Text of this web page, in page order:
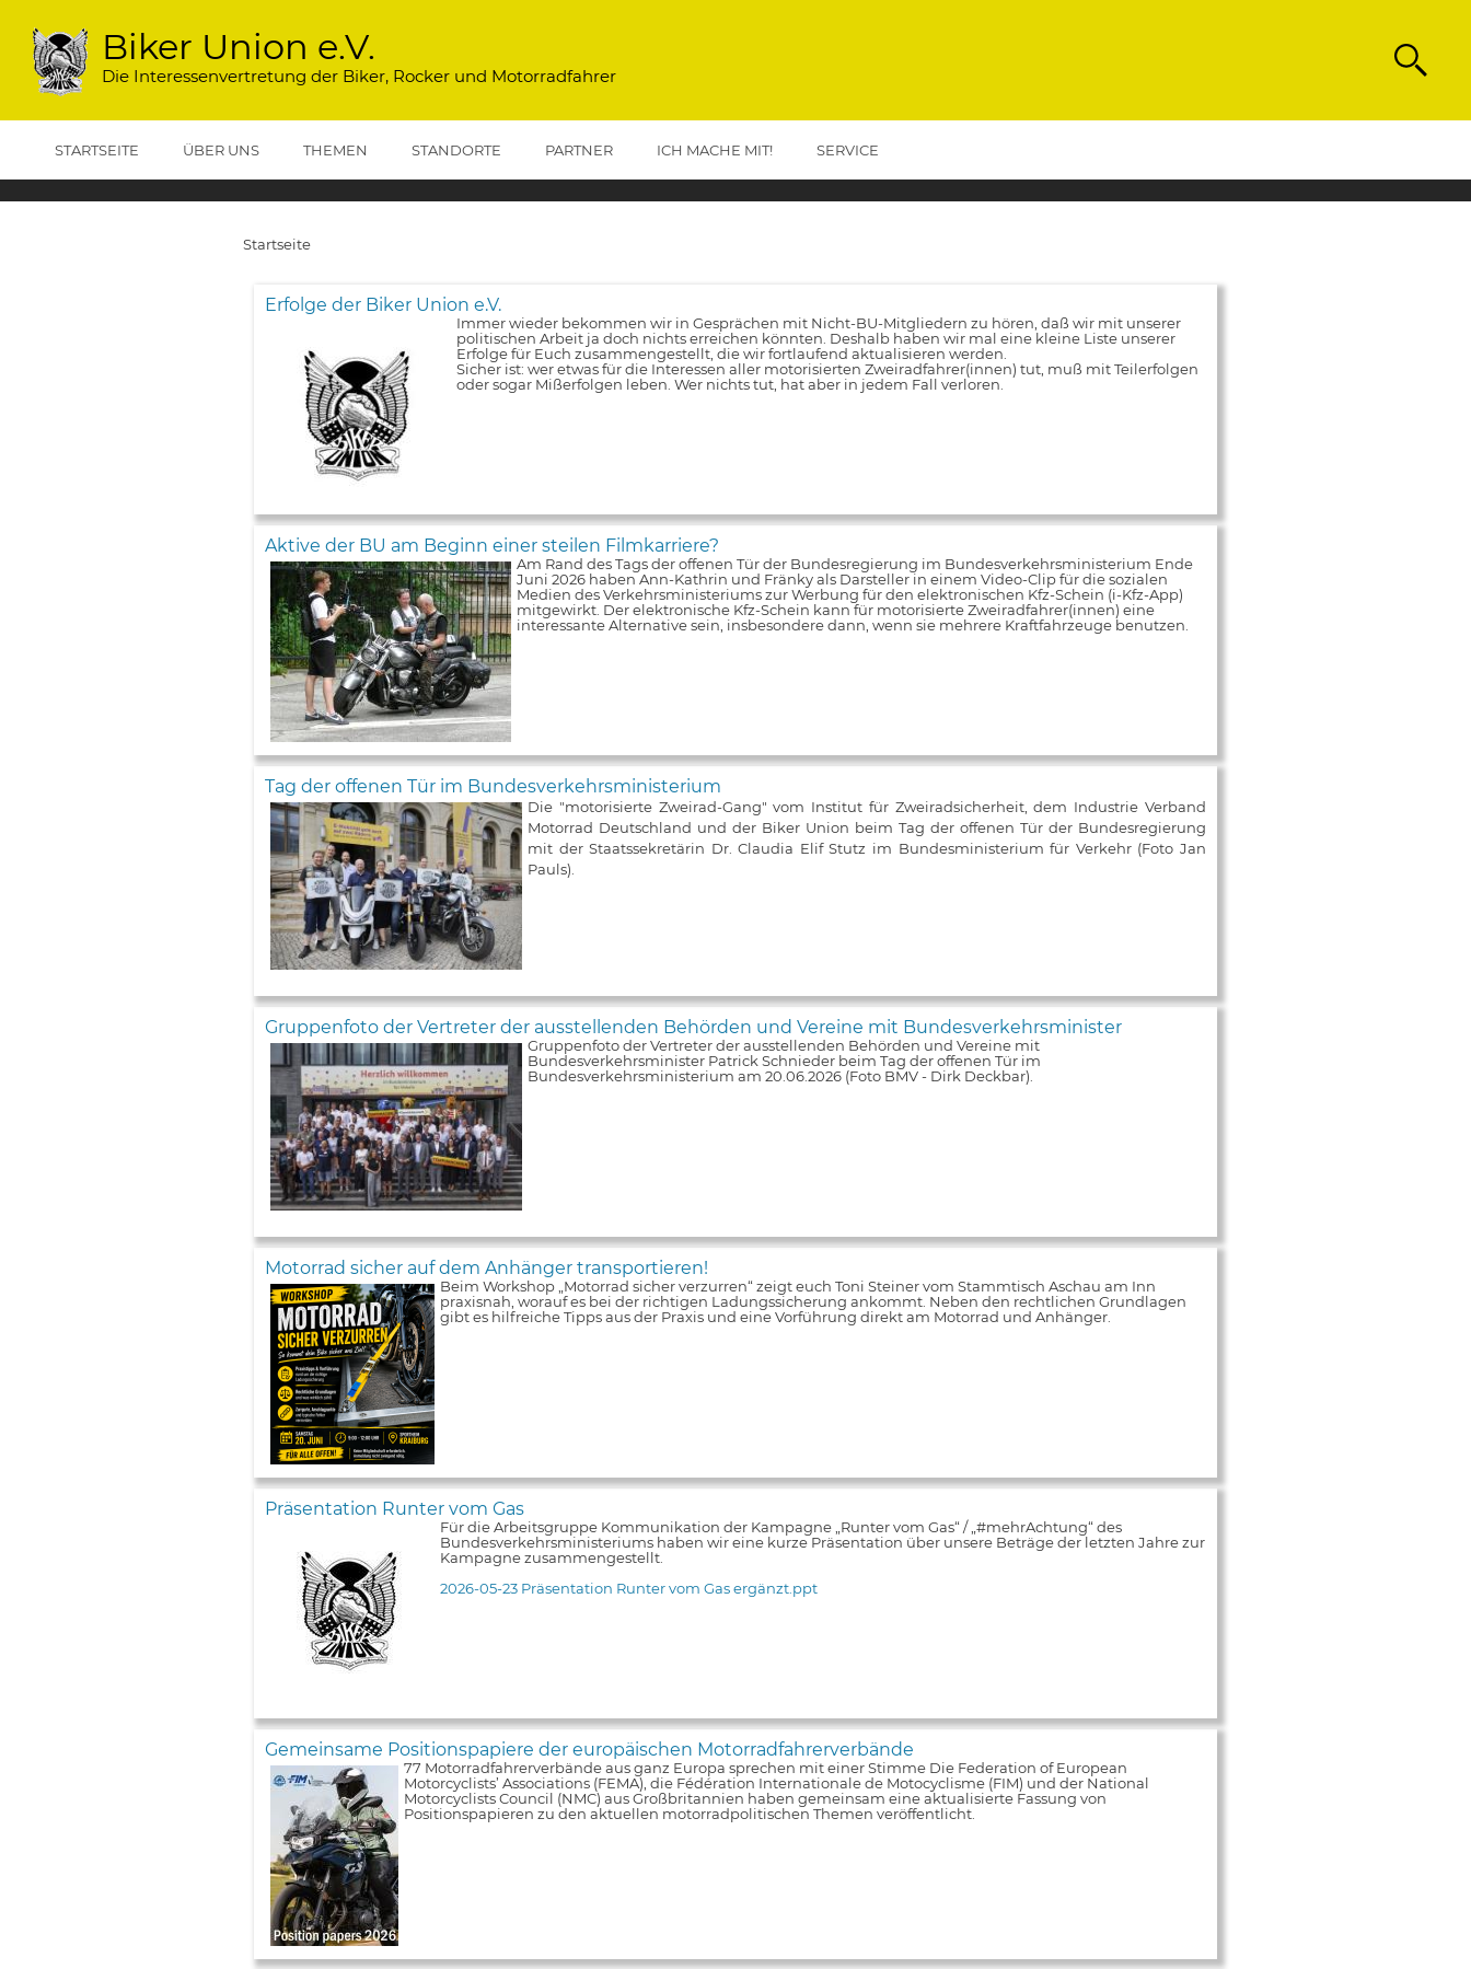
Inhalt
Biker Union e.V.
Die Interessenvertretung der Biker, Rocker und Motorradfahrer
STARTSEITE ÜBER UNS THEMEN STANDORTE PARTNER ICH MACHE MIT! SERVICE
Startseite
Erfolge der Biker Union e.V.
Immer wieder bekommen wir in Gesprächen mit Nicht-BU-Mitgliedern zu hören, daß wir mit unserer
politischen Arbeit ja doch nichts erreichen könnten. Deshalb haben wir mal eine kleine Liste unserer
Erfolge für Euch zusammengestellt, die wir fortlaufend aktualisieren werden.
Sicher ist: wer etwas für die Interessen aller motorisierten Zweiradfahrer(innen) tut, muß mit Teilerfolgen
oder sogar Mißerfolgen leben. Wer nichts tut, hat aber in jedem Fall verloren.
Aktive der BU am Beginn einer steilen Filmkarriere?
Am Rand des Tags der offenen Tür der Bundesregierung im Bundesverkehrsministerium Ende
Juni 2026 haben Ann-Kathrin und Fränky als Darsteller in einem Video-Clip für die sozialen
Medien des Verkehrsministeriums zur Werbung für den elektronischen Kfz-Schein (i-Kfz-App)
mitgewirkt. Der elektronische Kfz-Schein kann für motorisierte Zweiradfahrer(innen) eine
interessante Alternative sein, insbesondere dann, wenn sie mehrere Kraftfahrzeuge benutzen.
Tag der offenen Tür im Bundesverkehrsministerium
Die "motorisierte Zweirad-Gang" vom Institut für Zweiradsicherheit, dem Industrie Verband
Motorrad Deutschland und der Biker Union beim Tag der offenen Tür der Bundesregierung
mit der Staatssekretärin Dr. Claudia Elif Stutz im Bundesministerium für Verkehr (Foto Jan
Pauls).
Gruppenfoto der Vertreter der ausstellenden Behörden und Vereine mit Bundesverkehrsminister
Gruppenfoto der Vertreter der ausstellenden Behörden und Vereine mit
Bundesverkehrsminister Patrick Schnieder beim Tag der offenen Tür im
Bundesverkehrsministerium am 20.06.2026 (Foto BMV - Dirk Deckbar).
Motorrad sicher auf dem Anhänger transportieren!
Beim Workshop „Motorrad sicher verzurren“ zeigt euch Toni Steiner vom Stammtisch Aschau am Inn
praxisnah, worauf es bei der richtigen Ladungssicherung ankommt. Neben den rechtlichen Grundlagen
gibt es hilfreiche Tipps aus der Praxis und eine Vorführung direkt am Motorrad und Anhänger.
Präsentation Runter vom Gas
Für die Arbeitsgruppe Kommunikation der Kampagne „Runter vom Gas“ / „#mehrAchtung“ des
Bundesverkehrsministeriums haben wir eine kurze Präsentation über unsere Beträge der letzten Jahre zur
Kampagne zusammengestellt.
2026-05-23 Präsentation Runter vom Gas ergänzt.ppt
Gemeinsame Positionspapiere der europäischen Motorradfahrerverbände
77 Motorradfahrerverbände aus ganz Europa sprechen mit einer Stimme Die Federation of European
Motorcyclists’ Associations (FEMA), die Fédération Internationale de Motocyclisme (FIM) und der National
Motorcyclists Council (NMC) aus Großbritannien haben gemeinsam eine aktualisierte Fassung von
Positionspapieren zu den aktuellen motorradpolitischen Themen veröffentlicht.